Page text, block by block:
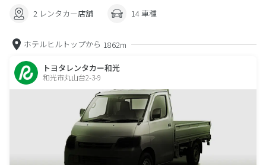
2 レンタカー店舗 14 車種
ホテルヒルトップから 1862m
トヨタレンタカー和光
和光市丸山台2-3-9